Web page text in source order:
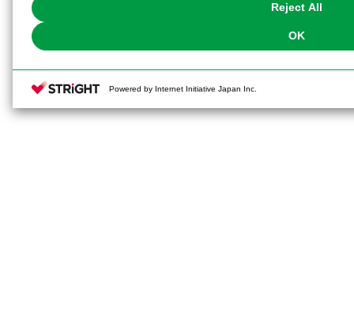
Reject All
OK
Powered by Internet Initiative Japan Inc.